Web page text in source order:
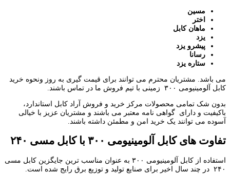
مسین
اختر
ماهان کابل
یزد
پیشرو یزد
رسانا
ستاره یزد
می باشد. مشتریان محترم می توانند برای قیمت گیری به روز ونحوه خرید
کابل آلومینیومی ۳۰۰ زمینی با تیم فروش ما در تماس باشند.
بدون شک تمامی محصولات مرکز خرید و فروش آراد کابل استاندارد،
باکیفیت و دارای گواهی نامه معتبر می باشند و مشتریان عزیز با خیالی
آسوده می توانند یک خرید امن و مطمئن داشته باشند.
تفاوت های کابل آلومینیومی ۳۰۰ با کابل مسی ۲۴۰
استفاده از کابل آلومینیومی ۳۰۰ به عنوان مناسب ترین جایگزین کابل مسی
۲۴۰ در چند سال اخیر برای صنایع تولید و توزیع برق رایج شده است.